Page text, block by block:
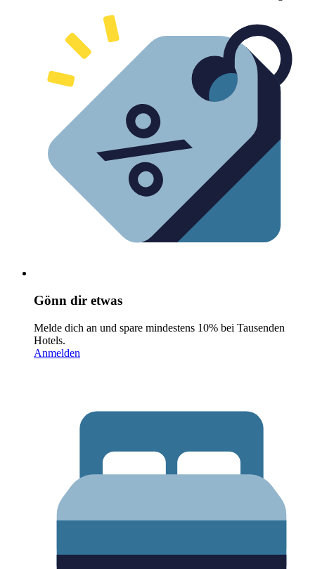
Gönn dir etwas
Melde dich an und spare mindestens 10% bei Tausenden
Hotels.
Anmelden